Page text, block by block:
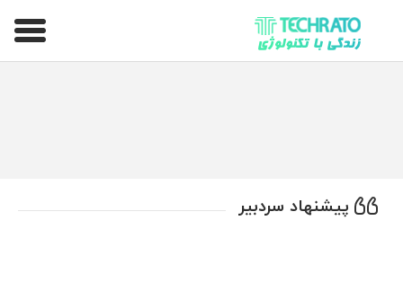
تکراتو – زندگی با تکنولوژی
پیشنهاد سردبیر